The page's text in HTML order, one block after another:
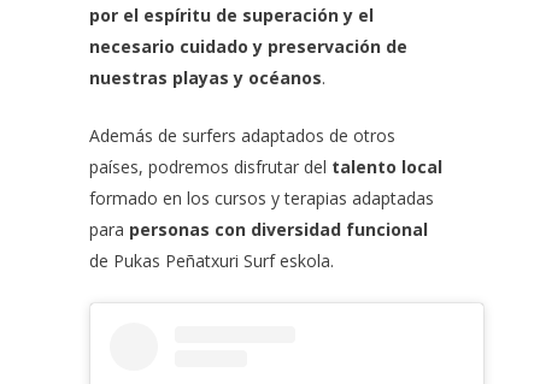
por el espíritu de superación y el
necesario cuidado y preservación de
nuestras playas y océanos.
Además de surfers adaptados de otros
países, podremos disfrutar del talento local
formado en los cursos y terapias adaptadas
para personas con diversidad funcional
de Pukas Peñatxuri Surf eskola.